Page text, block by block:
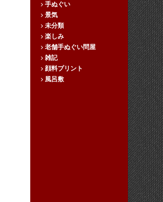
手ぬぐい
景気
未分類
楽しみ
老舗手ぬぐい問屋
雑記
顔料プリント
風呂敷